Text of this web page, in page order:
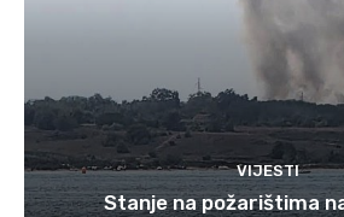
VIJESTI
Stanje na požarištima